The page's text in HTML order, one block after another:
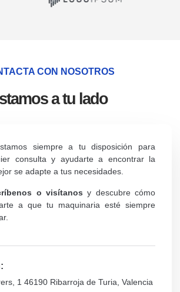
CON NOSOTROS
a tu lado
siempre a tu disposición para
consulta y ayudarte a encontrar la
se adapte a tus necesidades.
o visítanos y descubre cómo
a que tu maquinaria esté siempre
1 46190 Ribarroja de Turia, Valencia